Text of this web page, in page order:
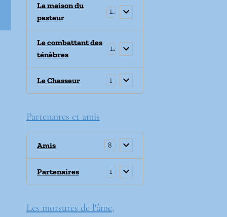
La maison du
pasteur
1
Le combattant des
ténèbres
1
Le Chasseur 1
Partenaires et amis
Amis 8
Partenaires 1
Les morsures de l'âme,